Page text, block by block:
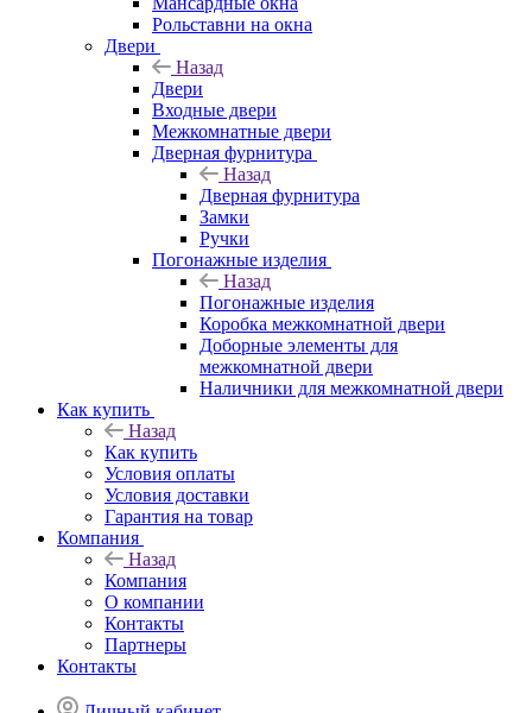
Рольставни на окна
Двери
Назад
Двери
Входные двери
Межкомнатные двери
Дверная фурнитура
Назад
Дверная фурнитура
Замки
Ручки
Погонажные изделия
Назад
Погонажные изделия
Коробка межкомнатной двери
Доборные элементы для
межкомнатной двери
Наличники для межкомнатной двери
Как купить
Назад
Как купить
Условия оплаты
Условия доставки
Гарантия на товар
Компания
Назад
Компания
О компании
Контакты
Партнеры
Контакты